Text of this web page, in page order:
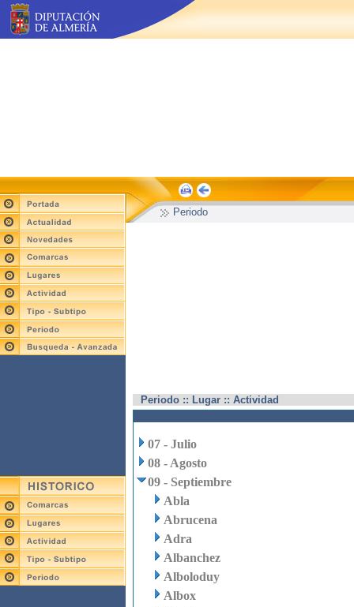
Periodo
Periodo :: Lugar :: Actividad
07 - Julio
08 - Agosto
09 - Septiembre
Abla
Abrucena
Adra
Albanchez
Alboloduy
Albox